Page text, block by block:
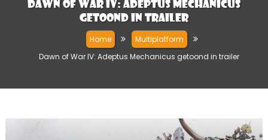
Dawn of War IV: Adeptus Mechanicus
getoond in trailer
Home
Multiplatform
Dawn of War IV: Adeptus Mechanicus getoond in trailer